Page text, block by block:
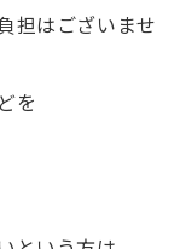
担はございませ
を